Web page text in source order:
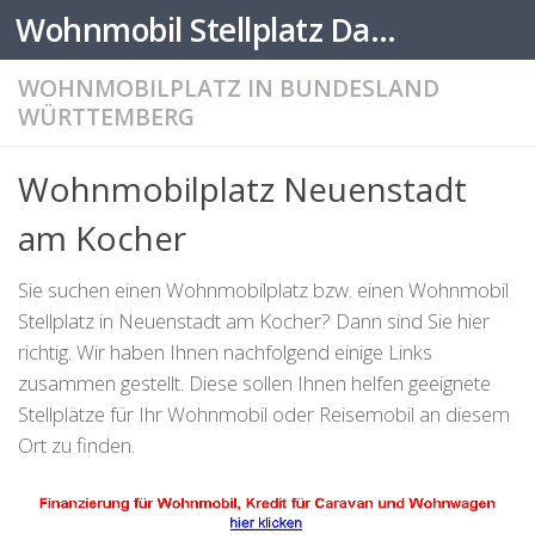
Zum Inhalt springen Wohnmobil Stellplatz Datenbank
WOHNMOBILPLATZ IN BUNDESLAND
WÜRTTEMBERG
Wohnmobilplatz Neuenstadt
am Kocher
Sie suchen einen Wohnmobilplatz bzw. einen Wohnmobil
Stellplatz in Neuenstadt am Kocher? Dann sind Sie hier
richtig. Wir haben Ihnen nachfolgend einige Links
zusammen gestellt. Diese sollen Ihnen helfen geeignete
Stellplätze für Ihr Wohnmobil oder Reisemobil an diesem
Ort zu finden.